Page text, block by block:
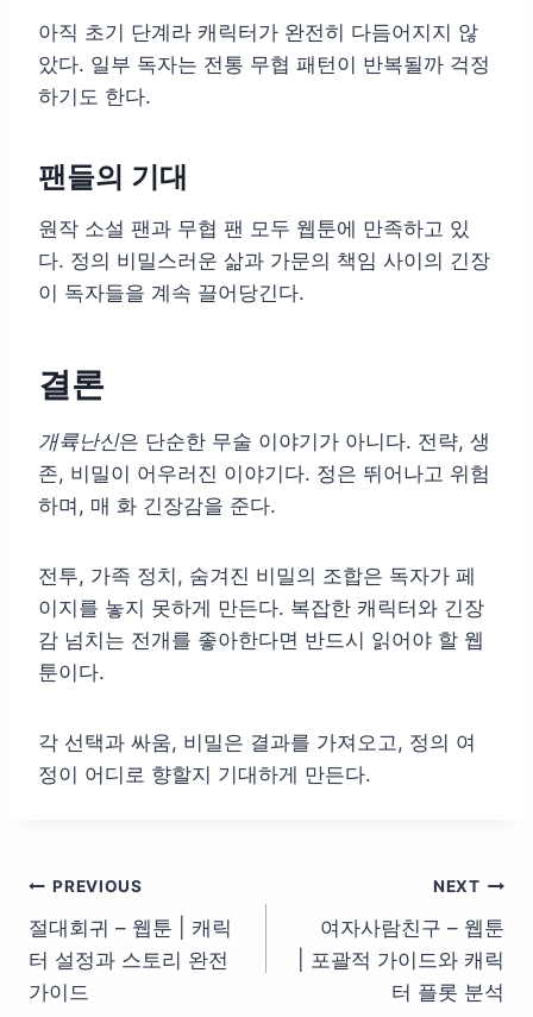
아직 초기 단계라 캐릭터가 완전히 다듬어지지 않
았다. 일부 독자는 전통 무협 패턴이 반복될까 걱정
하기도 한다.
팬들의 기대
원작 소설 팬과 무협 팬 모두 웹툰에 만족하고 있
다. 정의 비밀스러운 삶과 가문의 책임 사이의 긴장
이 독자들을 계속 끌어당긴다.
결론
개륙난신은 단순한 무술 이야기가 아니다. 전략, 생
존, 비밀이 어우러진 이야기다. 정은 뛰어나고 위험
하며, 매 화 긴장감을 준다.
전투, 가족 정치, 숨겨진 비밀의 조합은 독자가 페
이지를 놓지 못하게 만든다. 복잡한 캐릭터와 긴장
감 넘치는 전개를 좋아한다면 반드시 읽어야 할 웹
툰이다.
각 선택과 싸움, 비밀은 결과를 가져오고, 정의 여
정이 어디로 향할지 기대하게 만든다.
글
탐
색
PREVIOUS
절대회귀 – 웹툰 | 캐릭
터 설정과 스토리 완전
가이드
NEXT
여자사람친구 – 웹툰
| 포괄적 가이드와 캐릭
터 플롯 분석